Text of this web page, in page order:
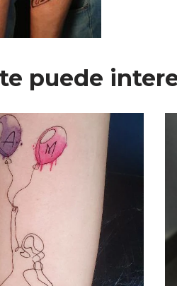
puede